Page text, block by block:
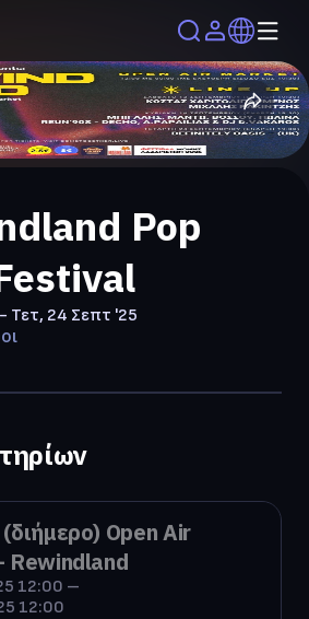
Pop
Τετ, 24 Σεπτ '25
Open Air
Rewindland
12:00 –
12:00